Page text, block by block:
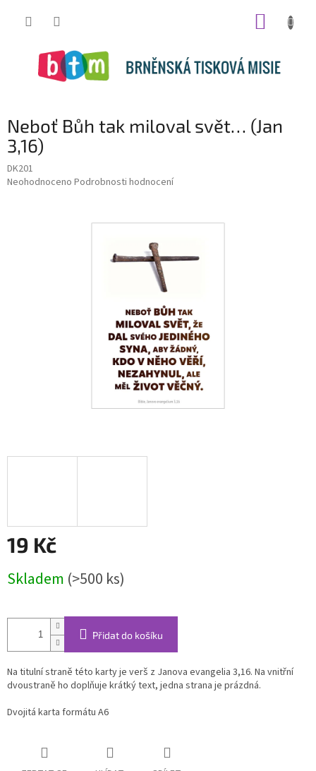
Neboť Bůh tak miloval svět… (Jan
3,16)
DK201
Průměrné
Neohodnoceno Podrobnosti hodnocení
19 Kč
cena:
Skladem (>500 ks)
Přidat do košíku
Na titulní straně této karty je verš z Janova evangelia 3,16. Na vnitřní
dvoustraně ho doplňuje krátký text, jedna strana je prázdná.
Dvojitá karta formátu A6